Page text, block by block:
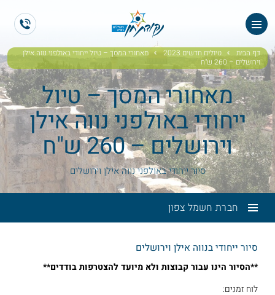
דף הבית טיולים חדשים 2023
מאחורי המסך – טיול ייחודי באולפני נווה אילן
וירושלים – 260 ש"ח
מאחורי המסך – טיול
ייחודי באולפני נווה אילן
וירושלים – 260 ש"ח
סיור ייחודי באולפני נווה אילן וירושלים
חברת חשמל צפון
סיור ייחודי בנווה אילן וירושלים
**הסיור הינו עבור קבוצות ולא מיועד להצטרפות בודדים**
לוח זמנים:
EN
ES